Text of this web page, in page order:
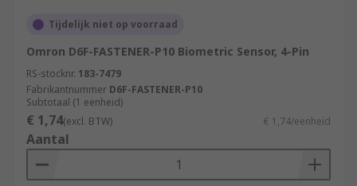
Tijdelijk niet op voorraad
Omron D6F-FASTENER-P10 Biometric Sensor, 4-Pin
RS-stocknr. 183-7479
Fabrikantnummer D6F-FASTENER-P10
Subtotaal (1 eenheid)
€ 1,74(excl. BTW) € 1,74/eenheid
Aantal